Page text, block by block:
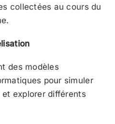
collectées au cours du
des modèles
pour simuler
explorer différents